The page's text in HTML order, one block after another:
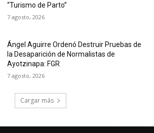
“Turismo de Parto”
7 agosto, 2026
Ángel Aguirre Ordenó Destruir Pruebas de
la Desaparición de Normalistas de
Ayotzinapa: FGR
7 agosto, 2026
Cargar más